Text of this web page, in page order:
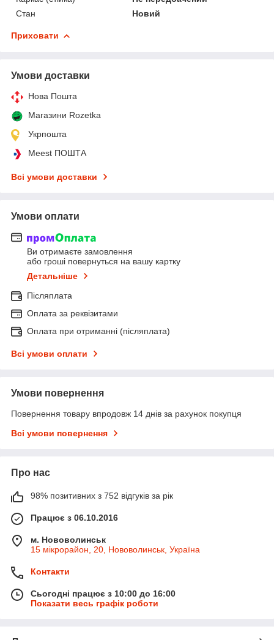
Стан
Новий
Приховати
Умови доставки
Нова Пошта
Магазини Rozetka
Укрпошта
Meest ПОШТА
Всі умови доставки
Умови оплати
Ви отримаєте замовлення
або гроші повернуться на вашу картку
Детальніше
Післяплата
Оплата за реквізитами
Оплата при отриманні (післяплата)
Всі умови оплати
Умови повернення
Повернення товару впродовж 14 днів за рахунок покупця
Всі умови повернення
Про нас
98% позитивних з 752 відгуків за рік
Працює з 06.10.2016
м. Нововолинськ
15 мікрорайон, 20, Нововолинськ, Україна
Контакти
Сьогодні працює з 10:00 до 16:00
Показати весь графік роботи